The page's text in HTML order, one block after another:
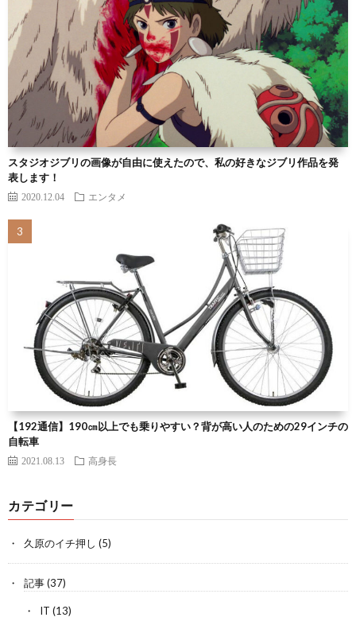
スタジオジブリの画像が自由に使えたので、私の好きなジブリ作品を発
表します！
2020.12.04 エンタメ
【192通信】190㎝以上でも乗りやすい？背が高い人のための29インチの
自転車
2021.08.13 高身長
カテゴリー
久原のイチ押し (5)
記事(37)
IT (13)